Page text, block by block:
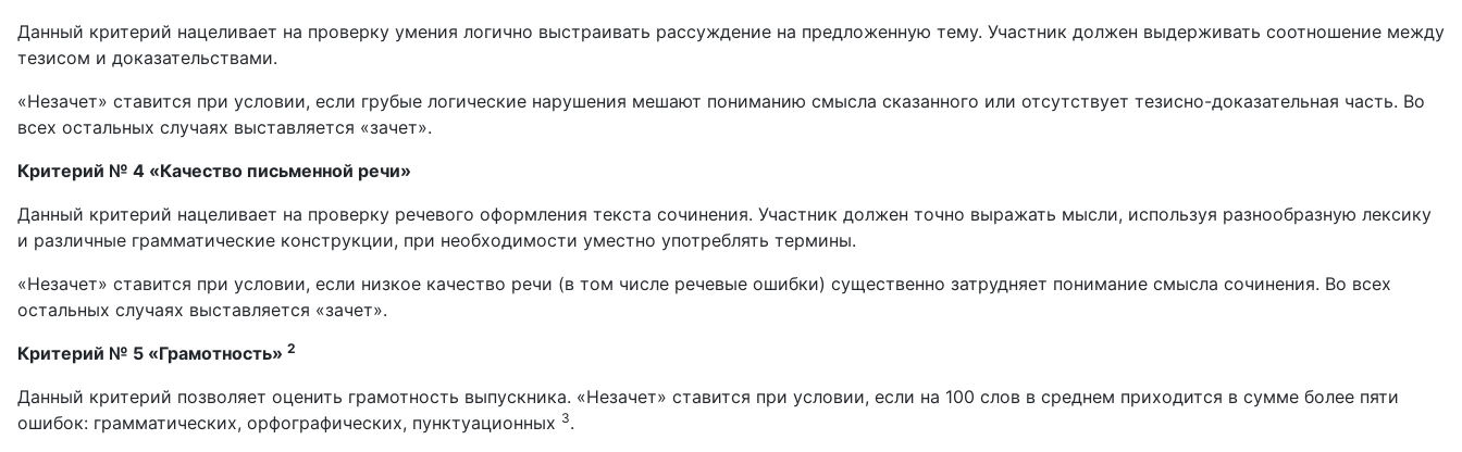
Данный критерий нацеливает на проверку умения логично выстраивать рассуждение на предложенную тему. Участник должен выдерживать соотношение между
тезисом и доказательствами.
«Незачет» ставится при условии, если грубые логические нарушения мешают пониманию смысла сказанного или отсутствует тезисно-доказательная часть. Во
всех остальных случаях выставляется «зачет».
Критерий № 4 «Качество письменной речи»
Данный критерий нацеливает на проверку речевого оформления текста сочинения. Участник должен точно выражать мысли, используя разнообразную лексику
и различные грамматические конструкции, при необходимости уместно употреблять термины.
«Незачет» ставится при условии, если низкое качество речи (в том числе речевые ошибки) существенно затрудняет понимание смысла сочинения. Во всех
остальных случаях выставляется «зачет».
Критерий № 5 «Грамотность» 2
Данный критерий позволяет оценить грамотность выпускника. «Незачет» ставится при условии, если на 100 слов в среднем приходится в сумме более пяти
ошибок: грамматических, орфографических, пунктуационных 3.